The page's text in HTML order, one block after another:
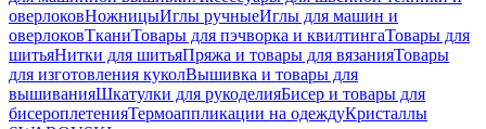
оверлоковНожницыИглы ручныеИглы для машин и
оверлоковТканиТовары для пэчворка и квилтингаТовары для
шитьяНитки для шитьяПряжа и товары для вязанияТовары
для изготовления куколВышивка и товары для
вышиванияШкатулки для рукоделияБисер и товары для
бисероплетенияТермоаппликации на одеждуКристаллы